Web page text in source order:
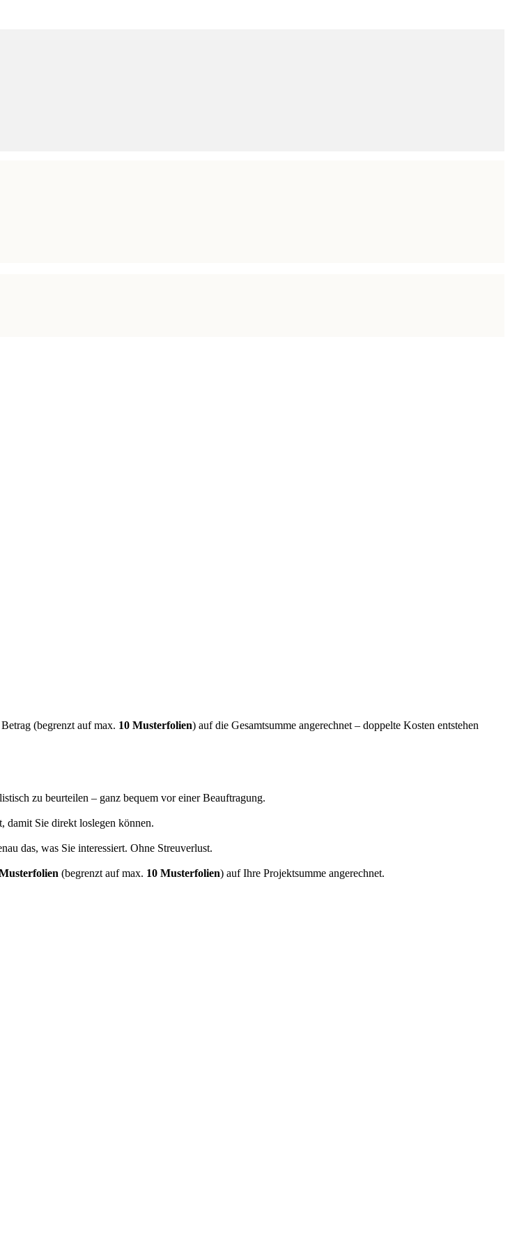
(begrenzt auf max. 10 Musterfolien) auf die Gesamtsumme angerechnet – doppelte Kosten entstehen
zu beurteilen – ganz bequem vor einer Beauftragung.
damit Sie direkt loslegen können.
das, was Sie interessiert. Ohne Streuverlust.
(begrenzt auf max. 10 Musterfolien) auf Ihre Projektsumme angerechnet.